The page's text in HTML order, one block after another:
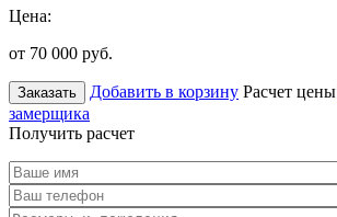
Цена:
от 70 000 руб.
Заказать Добавить в корзину Расчет цены
замерщика
Получить расчет